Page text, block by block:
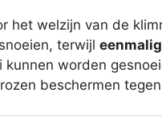
het welzijn van de
terwijl
worden
beschermen